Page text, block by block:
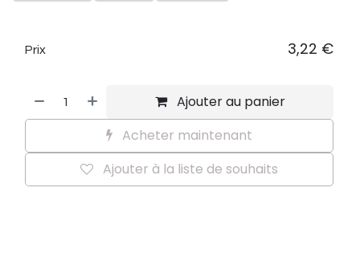
Ajouter au panier
Acheter maintenant
Ajouter à la liste de souhaits
Prix 3,22 €